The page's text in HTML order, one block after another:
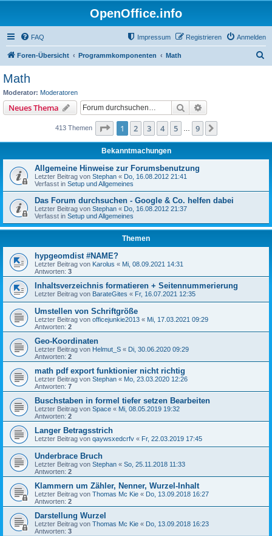
OpenOffice.info
FAQ Anmelden
Registrieren
Impressum
Foren-Übersicht Programmkomponenten Math
Math
Moderator: Moderatoren
Neues Thema Suche
413 Themen Seite 1von
1 2 3 4 5 9
Bekanntmachungen
Allgemeine Hinweise zur Forumsbenutzung
Letzter Beitrag von Stephan « Do, 16.08.2012 21:41
Verfasst in Setup und Allgemeines
Das Forum durchsuchen - Google & Co. helfen dabei
Letzter Beitrag von Stephan « Do, 16.08.2012 21:37
Verfasst in Setup und Allgemeines
Themen
hypgeomdist #NAME?
Letzter Beitrag von Karolus « Mi, 08.09.2021 14:31
Antworten: 3
Inhaltsverzeichnis formatieren + Seitennummerierung
Letzter Beitrag von BarateGites « Fr, 16.07.2021 12:35
Umstellen von Schriftgröße
Letzter Beitrag von officejunkie2013 « Mi, 17.03.2021 09:29
Antworten: 2
Geo-Koordinaten
Letzter Beitrag von Helmut_S « Di, 30.06.2020 09:29
Antworten: 2
math pdf export funktionier nicht richtig
Letzter Beitrag von Stephan « Mo, 23.03.2020 12:26
Antworten: 7
Buschstaben in formel tiefer setzen Bearbeiten
Letzter Beitrag von Space « Mi, 08.05.2019 19:32
Antworten: 2
Langer Betragsstrich
Letzter Beitrag von qaywsxedcrfv « Fr, 22.03.2019 17:45
Underbrace Bruch
Letzter Beitrag von Stephan « So, 25.11.2018 11:33
Antworten: 2
Klammern um Zähler, Nenner, Wurzel-Inhalt
Letzter Beitrag von Thomas Mc Kie « Do, 13.09.2018 16:27
Antworten: 2
Darstellung Wurzel
Letzter Beitrag von Thomas Mc Kie « Do, 13.09.2018 16:23
Antworten: 3